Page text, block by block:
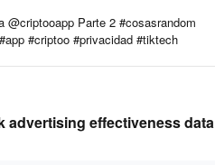
@criptooapp Parte 2 #cosasrandom
#criptoo #privacidad #tiktech
advertising effectiveness data